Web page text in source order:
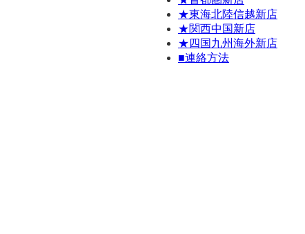
★東海北陸信越新店
★関西中国新店
★四国九州海外新店
■連絡方法